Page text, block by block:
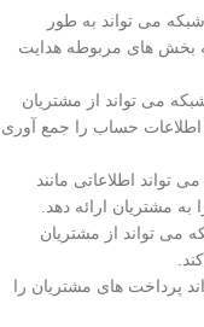
می تواند به طور
بخش های مربوطه هدایت
می تواند از مشتریان
اطلاعات حساب را جمع آوری
تواند اطلاعاتی مانند
مشتریان ارائه دهد.
می تواند از مشتریان
پرداخت های مشتریان را